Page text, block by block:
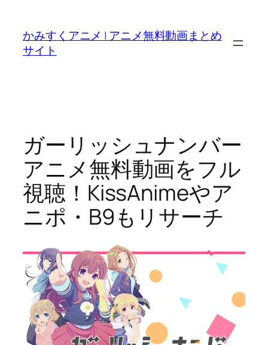
かみすくアニメ | アニメ無料動画まとめ
サイト
ガーリッシュナンバー
アニメ無料動画をフル
視聴！KissAnimeやア
ニポ・B9もリサーチ